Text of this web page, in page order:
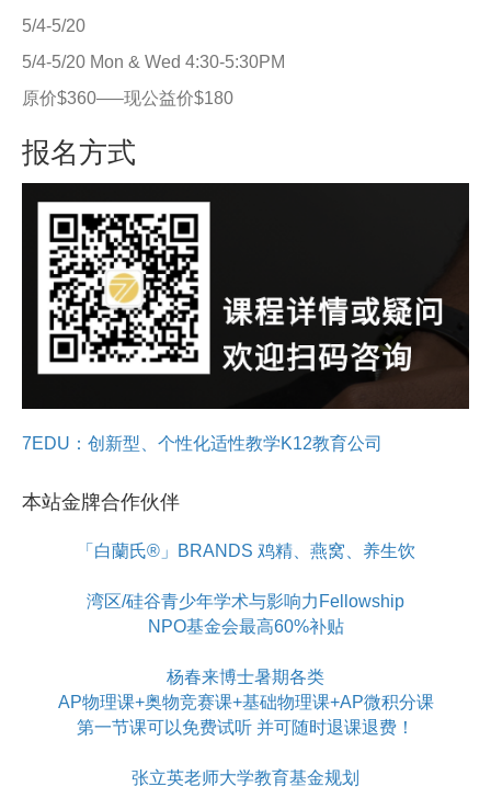
5/4-5/20
5/4-5/20 Mon & Wed 4:30-5:30PM
原价$360—–现公益价$180
报名方式
7EDU：创新型、个性化适性教学K12教育公司
本站金牌合作伙伴
「白蘭氏®」BRANDS 鸡精、燕窝、养生饮
湾区/硅谷青少年学术与影响力Fellowship
NPO基金会最高60%补贴
杨春来博士暑期各类
AP物理课+奥物竞赛课+基础物理课+AP微积分课
第一节课可以免费试听 并可随时退课退费！
张立英老师大学教育基金规划